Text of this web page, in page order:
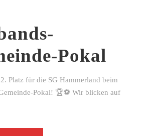
Pokal
Platz für die SG Hammerland beim
Pokal! 🏆⚽ Wir blicken auf